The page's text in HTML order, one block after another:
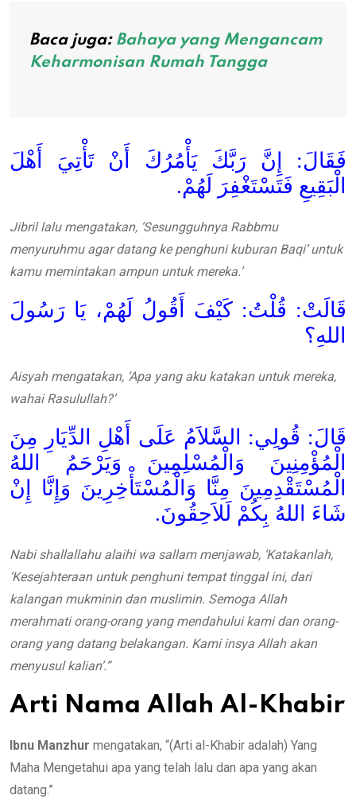
Baca juga: Bahaya yang Mengancam
Keharmonisan Rumah Tangga
فَقَالَ: إِنَّ رَبَّكَ يَأْمُرُكَ أَنْ تَأْتِيَ أَهْلَ
الْبَقِيعِ فَتَسْتَغْفِرَ لَهُمْ.
Jibril lalu mengatakan, ‘Sesungguhnya Rabbmu
menyuruhmu agar datang ke penghuni kuburan Baqi’ untuk
kamu memintakan ampun untuk mereka.’
قَالَتْ: قُلْتُ: كَيْفَ أَقُولُ لَهُمْ، يَا رَسُولَ
اللهِ؟
Aisyah mengatakan, ‘Apa yang aku katakan untuk mereka,
wahai Rasulullah?’
قَالَ: قُولِي: السَّلاَمُ عَلَى أَهْلِ الدِّيَارِ مِنَ
الْمُؤْمِنِينَ وَالْمُسْلِمِينَ وَيَرْحَمُ اللهُ
الْمُسْتَقْدِمِينَ مِنَّا وَالْمُسْتَأْخِرِينَ وَإِنَّا إِنْ
شَاءَ اللهُ بِكُمْ لَلاَحِقُونَ.
Nabi shallallahu alaihi wa sallam menjawab, ‘Katakanlah,
‘Kesejahteraan untuk penghuni tempat tinggal ini, dari
kalangan mukminin dan muslimin. Semoga Allah
merahmati orang-orang yang mendahului kami dan orang-
orang yang datang belakangan. Kami insya Allah akan
menyusul kalian’.”
Arti Nama Allah Al-Khabir
Ibnu Manzhur mengatakan, “(Arti al-Khabir adalah) Yang
Maha Mengetahui apa yang telah lalu dan apa yang akan
datang.”